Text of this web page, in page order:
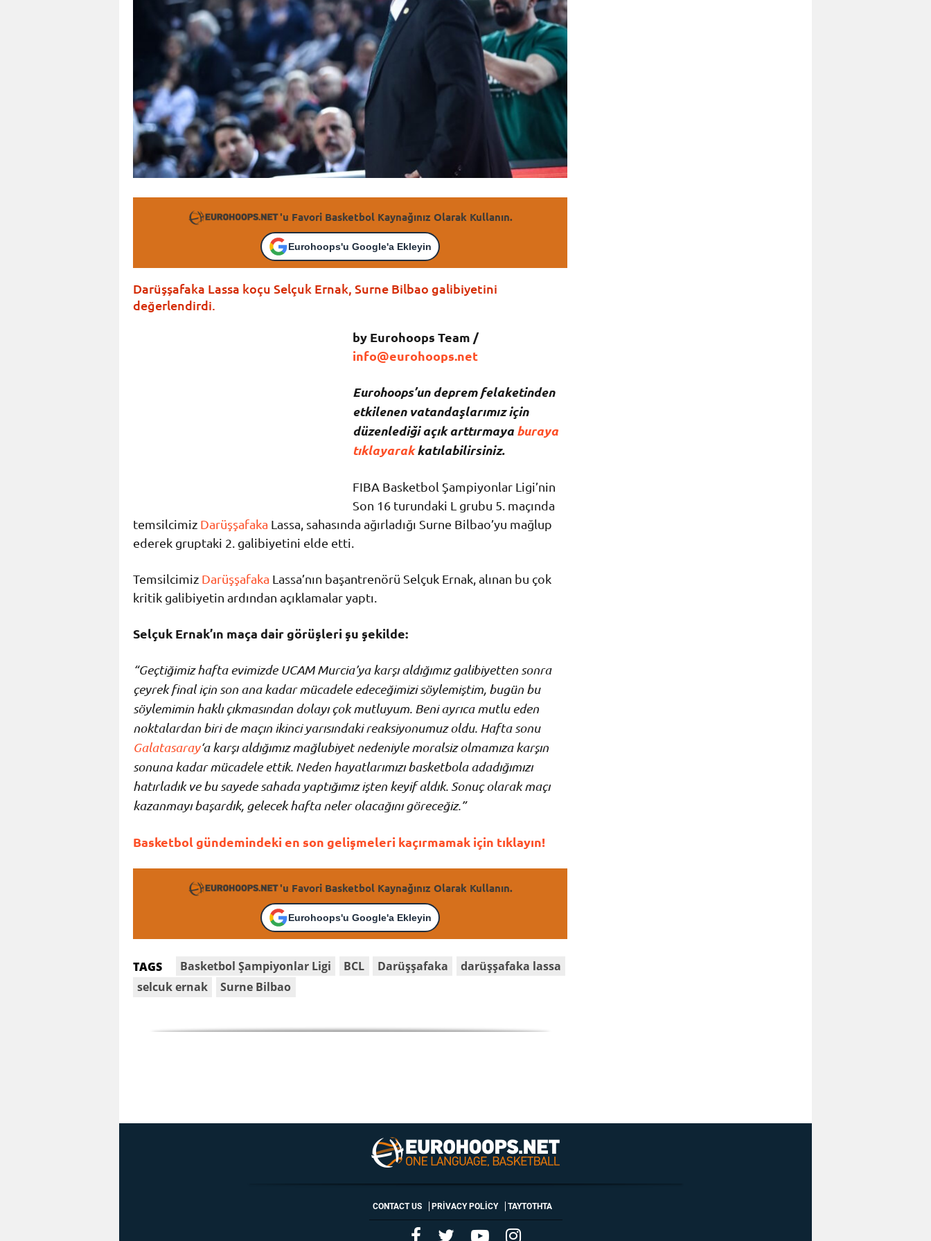
'u Favori Basketbol Kaynağınız Olarak Kullanın.
Eurohoops'u Google'a Ekleyin
Darüşşafaka Lassa koçu Selçuk Ernak, Surne Bilbao galibiyetini
değerlendirdi.
by Eurohoops Team /
info@eurohoops.net
Eurohoops’un deprem felaketinden
etkilenen vatandaşlarımız için
düzenlediği açık arttırmaya buraya
tıklayarakkatılabilirsiniz.
FIBA Basketbol Şampiyonlar Ligi’nin
Son 16 turundaki L grubu 5. maçında
temsilcimiz Darüşşafaka Lassa, sahasında ağırladığı Surne Bilbao’yu mağlup
ederek gruptaki 2. galibiyetini elde etti.
Temsilcimiz Darüşşafaka Lassa’nın başantrenörü Selçuk Ernak, alınan bu çok
kritik galibiyetin ardından açıklamalar yaptı.
Selçuk Ernak’ın maça dair görüşleri şu şekilde:
“Geçtiğimiz hafta evimizde UCAM Murcia’ya karşı aldığımız galibiyetten sonra
çeyrek final için son ana kadar mücadele edeceğimizi söylemiştim, bugün bu
söylemimin haklı çıkmasından dolayı çok mutluyum. Beni ayrıca mutlu eden
noktalardan biri de maçın ikinci yarısındaki reaksiyonumuz oldu. Hafta sonu
Galatasaray‘a karşı aldığımız mağlubiyet nedeniyle moralsiz olmamıza karşın
sonuna kadar mücadele ettik. Neden hayatlarımızı basketbola adadığımızı
hatırladık ve bu sayede sahada yaptığımız işten keyif aldık. Sonuç olarak maçı
kazanmayı başardık, gelecek hafta neler olacağını göreceğiz.”
Basketbol gündemindeki en son gelişmeleri kaçırmamak için tıklayın!
'u Favori Basketbol Kaynağınız Olarak Kullanın.
Eurohoops'u Google'a Ekleyin
TAGS Basketbol Şampiyonlar Ligi BCL Darüşşafaka
darüşşafaka lassa
selcuk ernak
Surne Bilbao
CONTACT US PRIVACY POLICY ΤΑΥΤΟΤΗΤΑ